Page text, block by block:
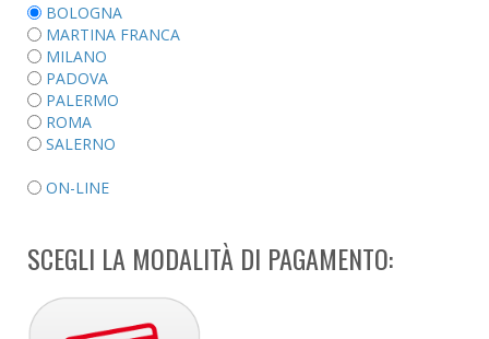
BOLOGNA
MARTINA FRANCA
MILANO
PADOVA
PALERMO
ROMA
SALERNO
ON-LINE
SCEGLI LA MODALITÀ DI PAGAMENTO: